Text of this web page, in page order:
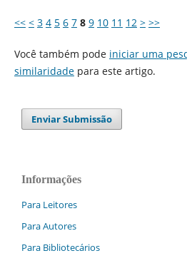
<< < 3 4 5 6 7 8 9 10 11 12 > >>
Você também pode iniciar uma
similaridadepara este artigo.
Enviar Submissão
Informações
Para Leitores
Para Autores
Para Bibliotecários